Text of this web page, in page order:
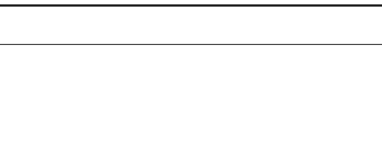
dropdown
dropdown